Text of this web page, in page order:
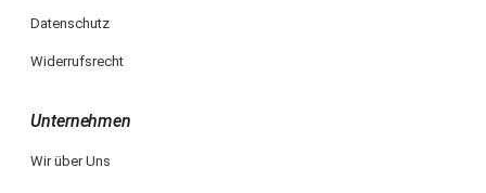
Datenschutz
Widerrufsrecht
Unternehmen
Wir über Uns